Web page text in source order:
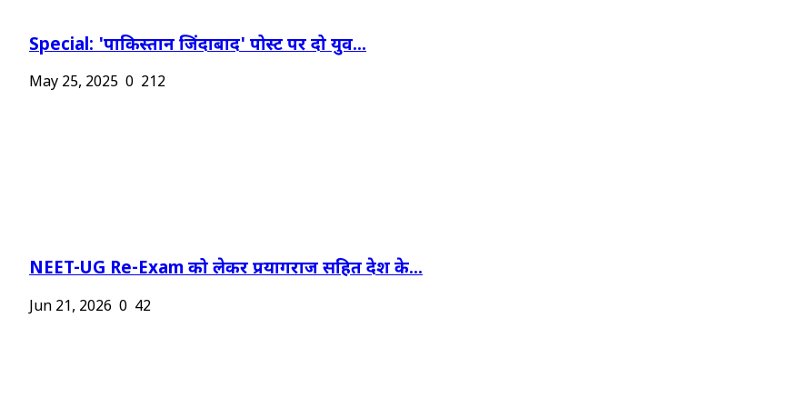
Special: 'पाकिस्तान जिंदाबाद' पोस्ट पर दो युव...
May 25, 2025 0 212
NEET-UG Re-Exam को लेकर प्रयागराज सहित देश के...
Jun 21, 2026 0 42